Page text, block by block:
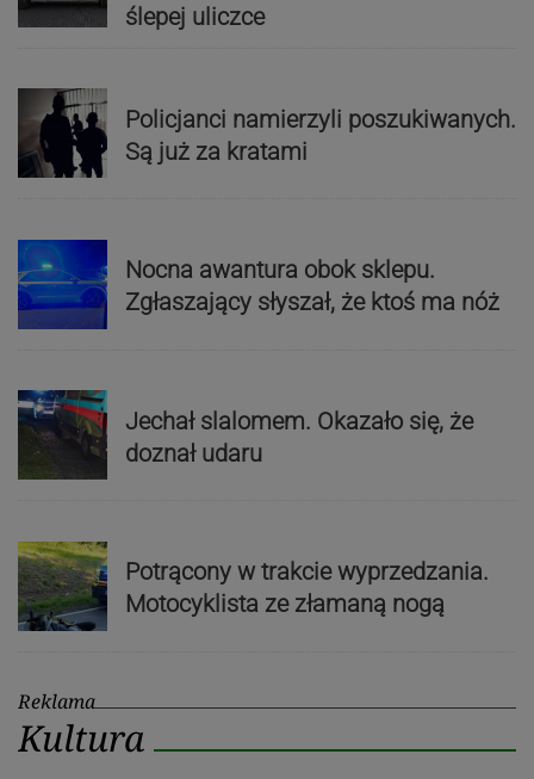
ślepej uliczce
Policjanci namierzyli poszukiwanych.
Są już za kratami
Nocna awantura obok sklepu.
Zgłaszający słyszał, że ktoś ma nóż
Jechał slalomem. Okazało się, że
doznał udaru
Potrącony w trakcie wyprzedzania.
Motocyklista ze złamaną nogą
Reklama
Kultura